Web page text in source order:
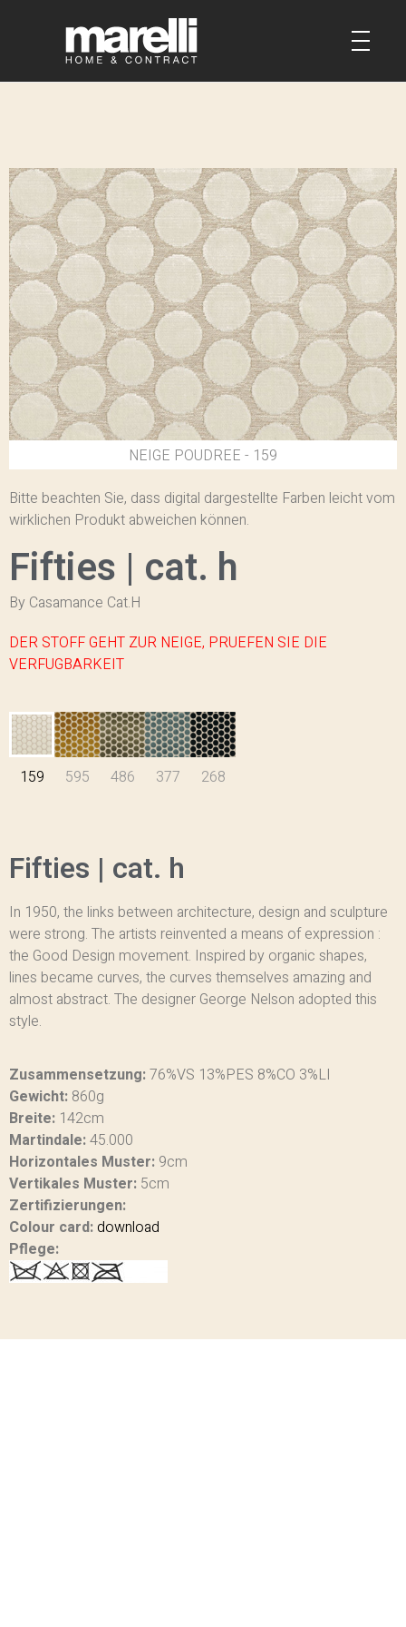
159 - NEIGE POUDREE
Bitte beachten Sie, dass digital dargestellte Farben leicht vom
wirklichen Produkt abweichen können.
Fifties | cat. h
By Casamance Cat.H
DER STOFF GEHT ZUR NEIGE, PRUEFEN SIE DIE
VERFUGBARKEIT
159 595 486 377 268
Fifties | cat. h
In 1950, the links between architecture, design and sculpture
were strong. The artists reinvented a means of expression :
the Good Design movement. Inspired by organic shapes,
lines became curves, the curves themselves amazing and
almost abstract. The designer George Nelson adopted this
style.
Zusammensetzung:76%VS 13%PES 8%CO 3%LI
Gewicht: 860g
Breite: 142cm
Martindale:45.000
Horizontales Muster: 9cm
Vertikales Muster: 5cm
Zertifizierungen:
Colour card:download
Pflege: